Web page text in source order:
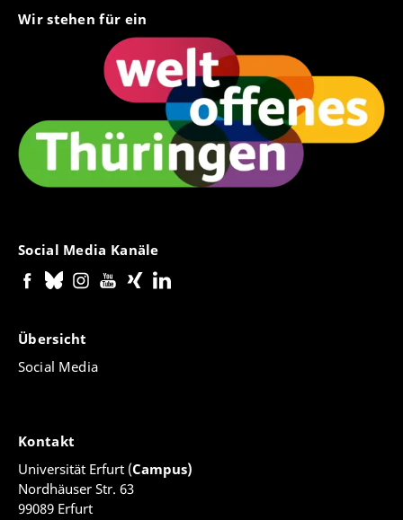
Wir stehen für ein
Social Media Kanäle
Übersicht
Social Media
Kontakt
Universität Erfurt (Campus)
Nordhäuser Str. 63
99089 Erfurt